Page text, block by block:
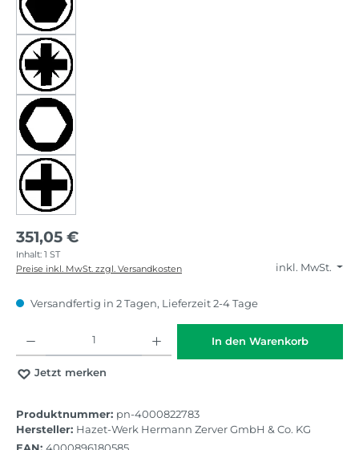
351,05 €
Inhalt: 1 ST
inkl. MwSt.
Preise inkl. MwSt. zzgl. Versandkosten
Versandfertig in 2 Tagen, Lieferzeit 2-4 Tage
In den Warenkorb
Jetzt merken
Produktnummer: pn-4000822783
Hersteller: Hazet-Werk Hermann Zerver GmbH & Co. KG